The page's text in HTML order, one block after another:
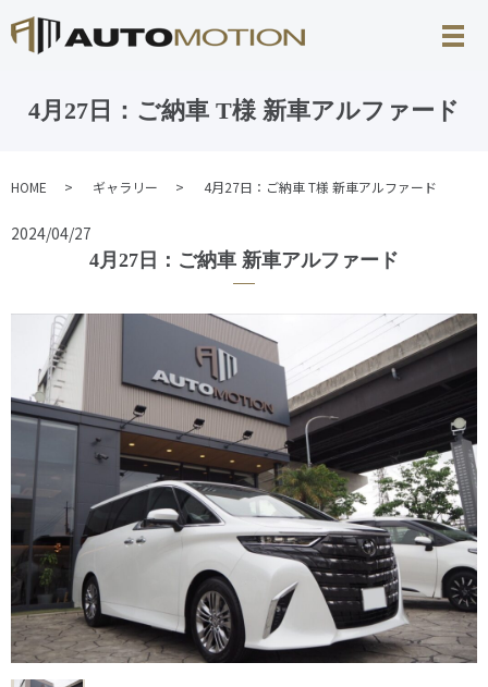
4月27日：ご納車 T様 新車アルファード
HOME ギャラリー 4月27日：ご納車 T様 新車アルファード
2024/04/27
4月27日：ご納車 新車アルファード